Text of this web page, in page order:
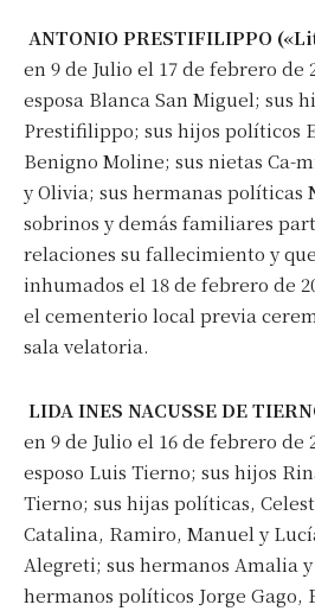
ANTONIO PRESTIFILIPPO
en 9 de Julio el 17 de febrero de
esposa Blanca San Miguel; sus
Prestifilippo; sus hijos políticos
Benigno Moline; sus nietas Ca-
y Olivia; sus hermanas políticas
sobrinos y demás familiares
relaciones su fallecimiento y
inhumados el 18 de febrero de
el cementerio local previa
sala velatoria.
LIDA INES NACUSSE DE
en 9 de Julio el 16 de febrero de
esposo Luis Tierno; sus hijos
Tierno; sus hijas políticas,
Catalina, Ramiro, Manuel y
Alegreti; sus hermanos Amalia
hermanos políticos Jorge Gago,